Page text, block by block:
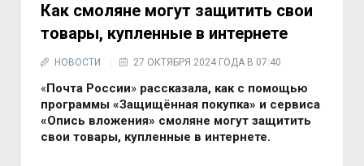
Как смоляне могут защитить свои
товары, купленные в интернете
НОВОСТИ 27 ОКТЯБРЯ 2024 ГОДА В 07:40
«Почта России» рассказала, как с помощью
программы «Защищённая покупка» и сервиса
«Опись вложения» смоляне могут защитить
свои товары, купленные в интернете.